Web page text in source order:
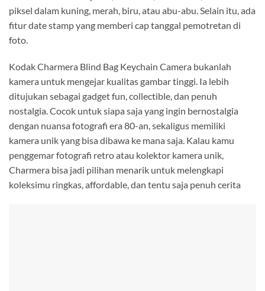
piksel dalam kuning, merah, biru, atau abu-abu. Selain itu, ada
fitur date stamp yang memberi cap tanggal pemotretan di
foto.
Kodak Charmera Blind Bag Keychain Camera bukanlah
kamera untuk mengejar kualitas gambar tinggi. Ia lebih
ditujukan sebagai gadget fun, collectible, dan penuh
nostalgia. Cocok untuk siapa saja yang ingin bernostalgia
dengan nuansa fotografi era 80-an, sekaligus memiliki
kamera unik yang bisa dibawa ke mana saja. Kalau kamu
penggemar fotografi retro atau kolektor kamera unik,
Charmera bisa jadi pilihan menarik untuk melengkapi
koleksimu ringkas, affordable, dan tentu saja penuh cerita